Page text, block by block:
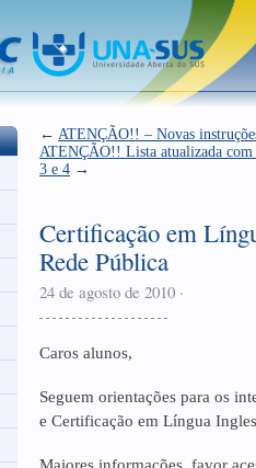
← ATENÇÃO!! – Novas
ATENÇÃO!! Lista atualizada com
3 e 4 →
Certificação em
Rede Pública
24 de agosto de 2010 ·
Caros alunos,
Seguem orientações para os
e Certificação em Língua